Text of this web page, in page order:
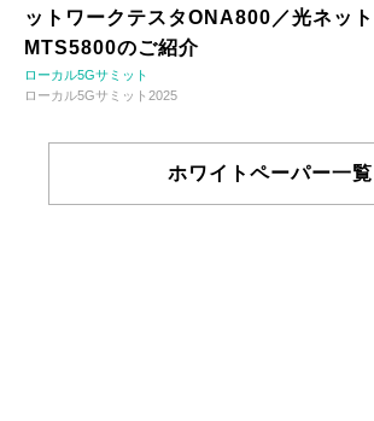
ットワークテスタONA800／光ネッ
MTS5800のご紹介
ローカル5Gサミット
ローカル5Gサミット2025
ホワイトペーパー一覧